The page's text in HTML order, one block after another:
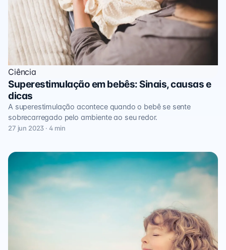
Ciência
Superestimulação em bebês: Sinais, causas e
dicas
A superestimulação acontece quando o bebê se sente
sobrecarregado pelo ambiente ao seu redor.
27 jun 2023 · 4 min